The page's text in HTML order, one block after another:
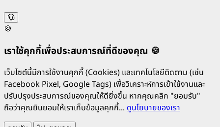
🍪
เราใช้คุกกี้เพื่อประสบการณ์ที่ดีของคุณ 🍪
เว็บไซต์นี้มีการใช้งานคุกกี้ (Cookies) และเทคโนโลยีติดตาม (เช่น
Facebook Pixel, Google Tags) เพื่อวิเคราะห์การเข้าใช้งานและ
ปรับปรุงประสบการณ์ของคุณให้ดียิ่งขึ้น หากคุณคลิก "ยอมรับ"
ถือว่าคุณยินยอมให้เราเก็บข้อมูลคุกกี้... ดูนโยบายของเรา